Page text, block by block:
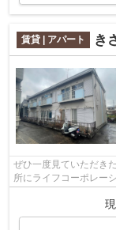
賃貸 | アパート き
ぜひ一度見ていただき
所にライフコーポレー